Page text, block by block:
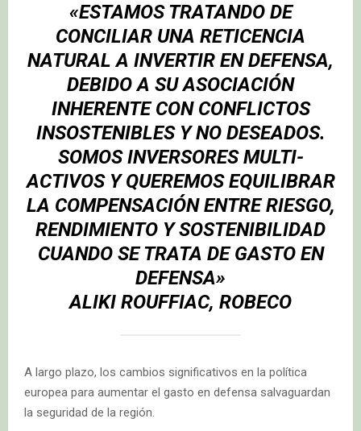
«ESTAMOS TRATANDO DE
CONCILIAR UNA RETICENCIA
NATURAL A INVERTIR EN DEFENSA,
DEBIDO A SU ASOCIACIÓN
INHERENTE CON CONFLICTOS
INSOSTENIBLES Y NO DESEADOS.
SOMOS INVERSORES MULTI-
ACTIVOS Y QUEREMOS EQUILIBRAR
LA COMPENSACIÓN ENTRE RIESGO,
RENDIMIENTO Y SOSTENIBILIDAD
CUANDO SE TRATA DE GASTO EN
DEFENSA»
ALIKI ROUFFIAC, ROBECO
A largo plazo, los cambios significativos en la política
europea para aumentar el gasto en defensa salvaguardan
la seguridad de la región.